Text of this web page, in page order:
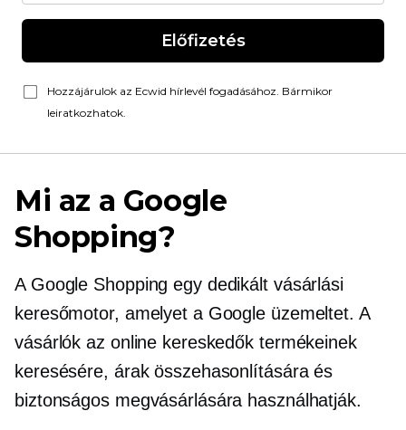
Előfizetés
Hozzájárulok az Ecwid hírlevél fogadásához. Bármikor
leiratkozhatok.
Mi az a Google
Shopping?
A Google Shopping egy dedikált vásárlási
keresőmotor, amelyet a Google üzemeltet. A
vásárlók az online kereskedők termékeinek
keresésére, árak összehasonlítására és
biztonságos megvásárlására használhatják.